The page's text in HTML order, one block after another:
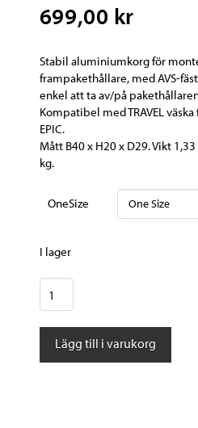
699,00 kr
Stabil aluminiumkorg för
frampakethållare, med AVS-
enkel att ta av/på
Kompatibel med TRAVEL
EPIC.
Mått B40 x H20 x D29. Vikt
kg.
OneSize
I lager
AtranVelo
Cykelkorg
Epic
AVSLägg till i varukorg